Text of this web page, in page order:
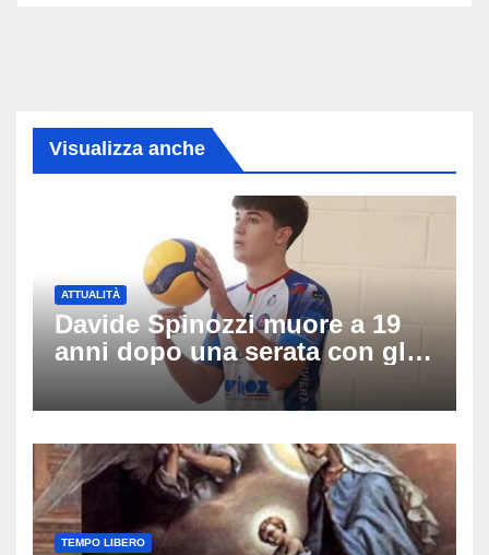
Visualizza anche
ATTUALITÀ
Davide Spinozzi muore a 19
anni dopo una serata con gli
amici: il mistero dello
schianto senza frenata
TEMPO LIBERO